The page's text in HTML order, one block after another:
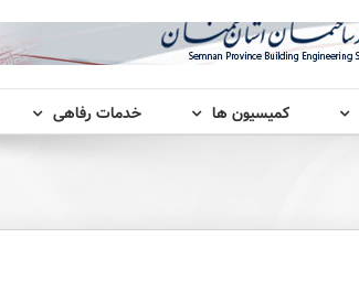
کمیسیون ها خدمات رفاهی